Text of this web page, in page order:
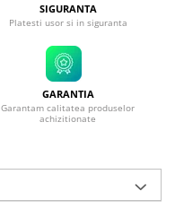
SIGURANTA
Platesti usor si in siguranta
GARANTIA
Garantam calitatea produselor
achizitionate